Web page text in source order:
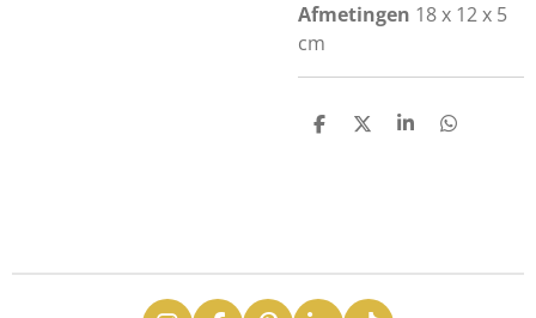
Afmetingen 18 x 12 x 5
cm
D
D
S
D